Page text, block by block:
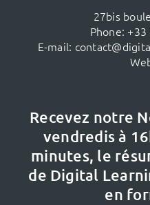
27bis
Phone: +33
E-mail:
Recevez notre
vendredis à
minutes, le
de Digital
en